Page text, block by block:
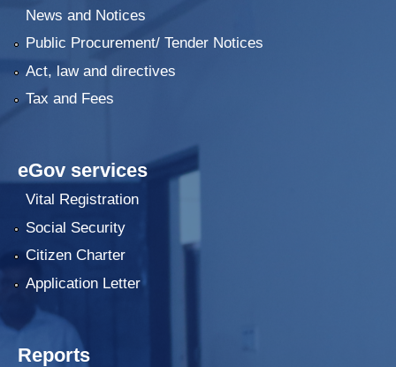
News and Notices
Public Procurement/ Tender Notices
Act, law and directives
Tax and Fees
eGov services
Vital Registration
Social Security
Citizen Charter
Application Letter
Reports